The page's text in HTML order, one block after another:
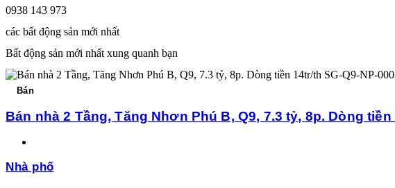
0938 143 973
các bất động sản mới nhất
Bất động sản mới nhất xung quanh bạn
Bán
Bán nhà 2 Tầng, Tăng Nhơn Phú B, Q9, 7.3 tỷ, 8p. Dòng tiền
Nhà phố